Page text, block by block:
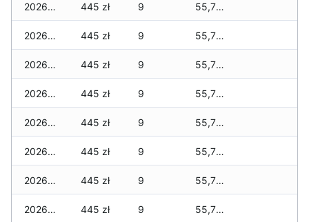
2026-05-31 445 zł 9 55,715 zł
2026-05-30 445 zł 9 55,715 zł
2026-05-29 445 zł 9 55,715 zł
2026-05-28 445 zł 9 55,715 zł
2026-05-27 445 zł 9 55,715 zł
2026-05-26 445 zł 9 55,715 zł
2026-05-25 445 zł 9 55,715 zł
2026-05-24 445 zł 9 55,715 zł